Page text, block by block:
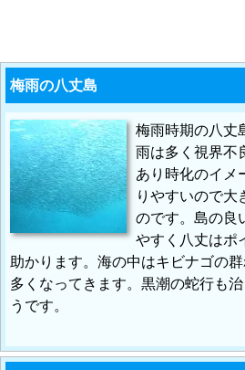
梅雨の八丈島
梅雨時期の八丈
雨は多く視界不
あり時化のイメ
りやすいので大
のです。島の良
やすく八丈はポ
助かります。海の中はキビナゴの
多くなってきます。黒潮の蛇行も
うです。